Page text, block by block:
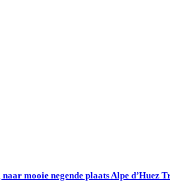
mooie negende plaats Alpe